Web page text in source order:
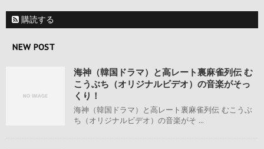
購読する
NEW POST
海神（韓国ドラマ）と高レート裏麻雀列伝 む
こうぶち（オリジナルビデオ）の音楽がそっ
くり！
海神（韓国ドラマ）と高レート裏麻雀列伝 むこうぶ
ち（オリジナルビデオ）の音楽がそ ...